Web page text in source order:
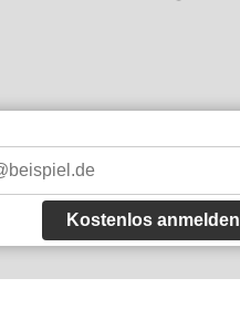
Kostenlos anmelden